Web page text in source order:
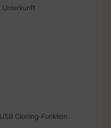
Unterkunft
Cloning-Funktion